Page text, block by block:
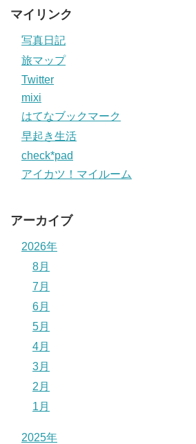
マイリンク
写真日記
旅マップ
Twitter
mixi
はてなブックマーク
早起き生活
check*pad
アイカツ！マイルーム
アーカイブ
2026年
8月
7月
6月
5月
4月
3月
2月
1月
2025年